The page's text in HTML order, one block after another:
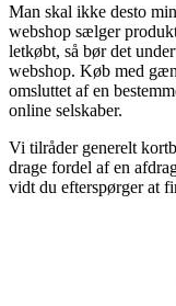
Man skal ikke desto
webshop sælger
letkøbt, så bør det
webshop. Køb med
omsluttet af en
online selskaber.
Vi tilråder generelt
drage fordel af en
vidt du efterspørger at